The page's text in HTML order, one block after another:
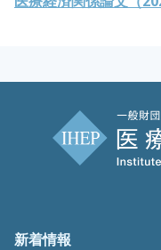
新着情報